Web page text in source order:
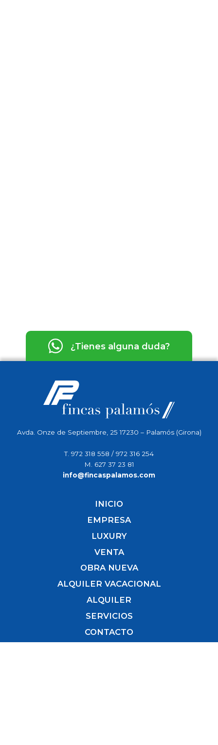
¿Tienes alguna duda?
Avda. Onze de Septiembre, 25 17230 – Palamós (Girona)
T. 972 318 558 / 972 316 254
M. 627 37 23 81
info@fincaspalamos.com
INICIO
EMPRESA
LUXURY
VENTA
OBRA NUEVA
ALQUILER VACACIONAL
ALQUILER
SERVICIOS
CONTACTO